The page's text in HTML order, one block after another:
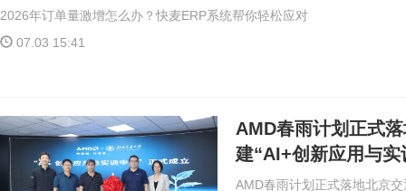
2026年订单量激增怎么办？快麦ERP系统帮你轻松应对
07.03 15:41
AMD春雨计划正式
建“AI+创新应用与实
AMD春雨计划正式落地北京